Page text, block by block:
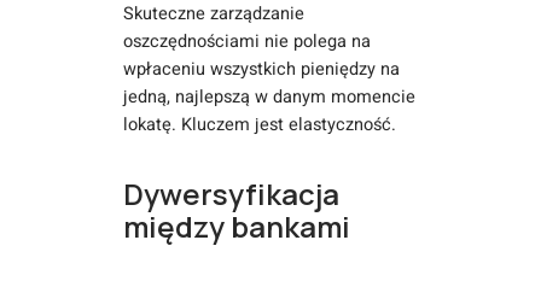
Skuteczne zarządzanie
oszczędnościami nie polega na
wpłaceniu wszystkich pieniędzy na
jedną, najlepszą w danym momencie
lokatę. Kluczem jest elastyczność.
Dywersyfikacja
między bankami